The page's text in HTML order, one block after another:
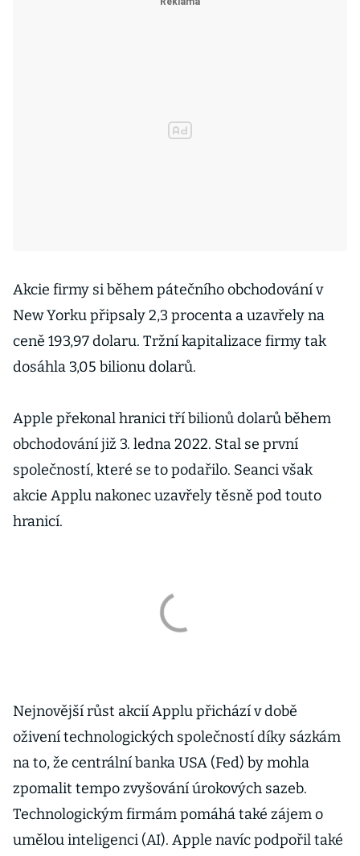
Akcie firmy si během pátečního obchodování v
New Yorku připsaly 2,3 procenta a uzavřely na
ceně 193,97 dolaru. Tržní kapitalizace firmy tak
dosáhla 3,05 bilionu dolarů.
Apple překonal hranici tří bilionů dolarů během
obchodování již 3. ledna 2022. Stal se první
společností, které se to podařilo. Seanci však
akcie Applu nakonec uzavřely těsně pod touto
hranicí.
Nejnovější růst akcií Applu přichází v době
oživení technologických společností díky sázkám
na to, že centrální banka USA (Fed) by mohla
zpomalit tempo zvyšování úrokových sazeb.
Technologickým firmám pomáhá také zájem o
umělou inteligenci (AI). Apple navíc podpořil také